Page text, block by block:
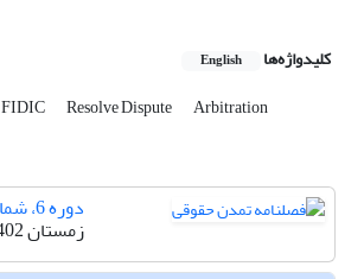
کلیدواژه‌ها English
FIDIC Resolve Dispute Arbitration
دوره 6، شماره 17
زمستان 1402